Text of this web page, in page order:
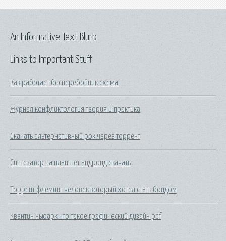
Links to Important Stuff
Как работает бесперебойник схема
Журнал конфликтология теория и практика
Скачать альтернативный рок через торрент
Синтезатор на планшет андроид скачать
Торрент флеминг человек который хотел стать бондом
Квентин ньюарк что такое графический дизайн pdf
An Informative Text Blurb